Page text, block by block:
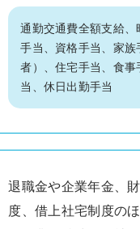
通勤交通費全額支給
手当、資格手当、家
者）、住宅手当、食
当、休日出勤手当
退職金や企業年金、
度、借上社宅制度の